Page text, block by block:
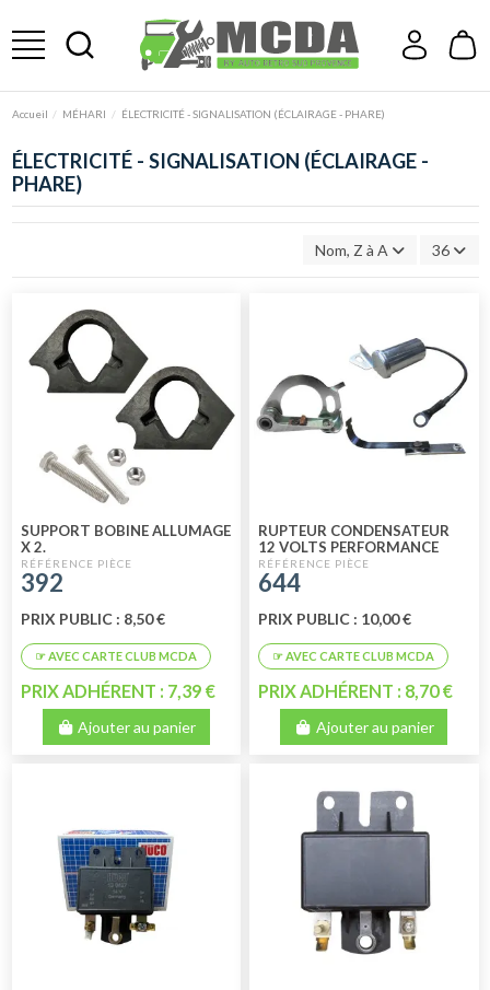
Accueil MÉHARI ÉLECTRICITÉ - SIGNALISATION (ÉCLAIRAGE - PHARE)
ÉLECTRICITÉ - SIGNALISATION (ÉCLAIRAGE -
PHARE)
Nom, Z à A 36
SUPPORT BOBINE ALLUMAGE
X 2.
392
PRIX PUBLIC : 8,50 €
PRIX ADHÉRENT : 7,39 €
Ajouter au panier
RUPTEUR CONDENSATEUR
12 VOLTS PERFORMANCE
644
PRIX PUBLIC : 10,00 €
PRIX ADHÉRENT : 8,70 €
Ajouter au panier